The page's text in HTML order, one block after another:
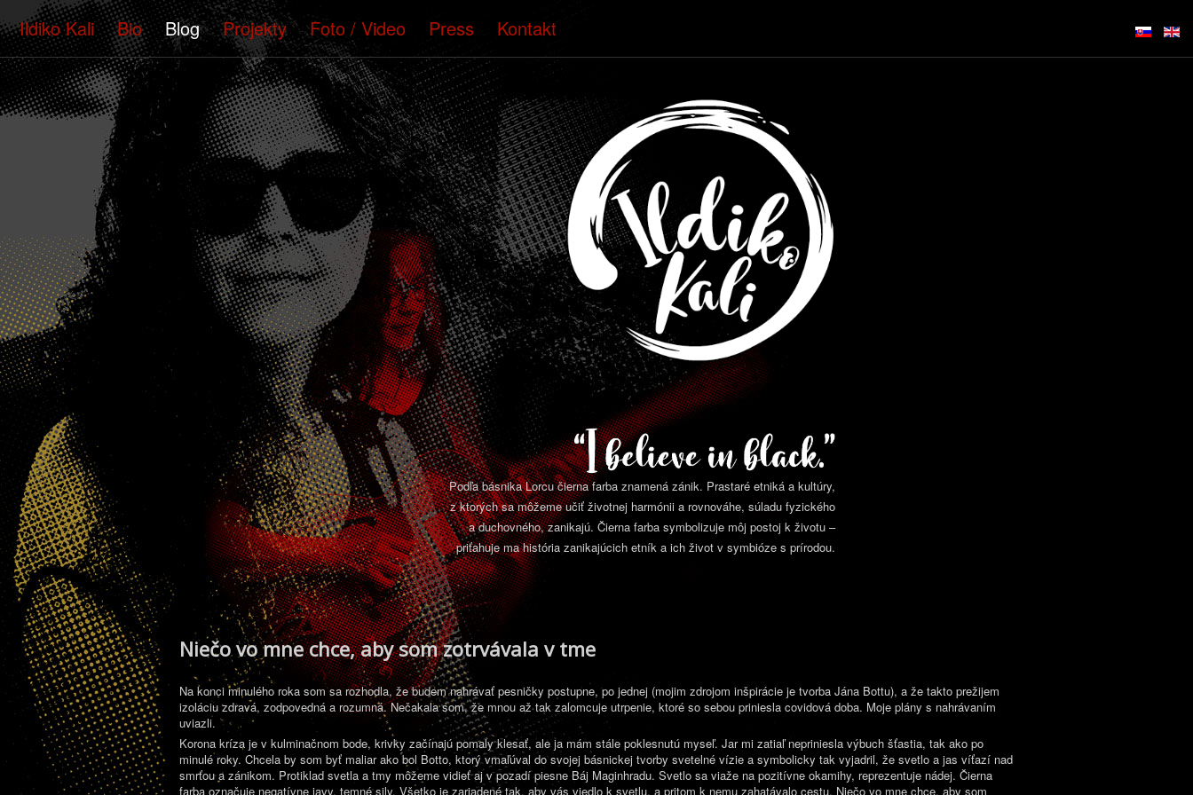
Ildiko Kali Bio Blog Projekty Foto / Video Press Kontakt
Podľa básnika Lorcu čierna farba znamená zánik. Prastaré etniká a kultúry,
z ktorých sa môžeme učiť životnej harmónii a rovnováhe, súladu fyzického
a duchovného, zanikajú. Čierna farba symbolizuje môj postoj k životu –
priťahuje ma história zanikajúcich etník a ich život v symbióze s prírodou.
Niečo vo mne chce, aby som zotrvávala v tme
Na konci minulého roka som sa rozhodla, že budem nahrávať pesničky postupne, po jednej (mojim zdrojom inšpirácie je tvorba Jána Bottu), a že takto prežijem
izoláciu zdravá, zodpovedná a rozumná. Nečakala som, že mnou až tak zalomcuje utrpenie, ktoré so sebou priniesla covidová doba. Moje plány s nahrávaním
uviazli.
Korona kríza je v kulminačnom bode, krivky začínajú pomaly klesať, ale ja mám stále poklesnutú myseľ. Jar mi zatiaľ nepriniesla výbuch šťastia, tak ako po
minulé roky. Chcela by som byť maliar ako bol Botto, ktorý vmaľúval do svojej básnickej tvorby svetelné vízie a symbolicky tak vyjadril, že svetlo a jas víťazí nad
smrťou a zánikom. Protiklad svetla a tmy môžeme vidieť aj v pozadí piesne Báj Maginhradu. Svetlo sa viaže na pozitívne okamihy, reprezentuje nádej. Čierna
farba označuje negatívne javy, temné sily. Všetko je zariadené tak, aby vás viedlo k svetlu, a pritom k nemu zahatávalo cestu. Niečo vo mne chce, aby som